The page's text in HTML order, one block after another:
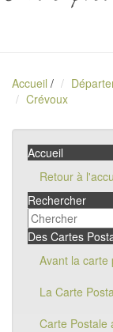
Accueil /
Crévoux
Accueil
Retour à
Rechercher
Des Cartes
Avant la carte
La Carte
Carte Postale